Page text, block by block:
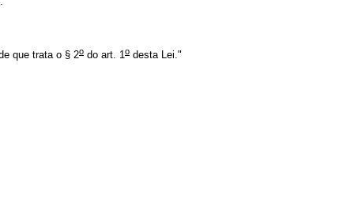
que trata o § 2o do art. 1o desta Lei."